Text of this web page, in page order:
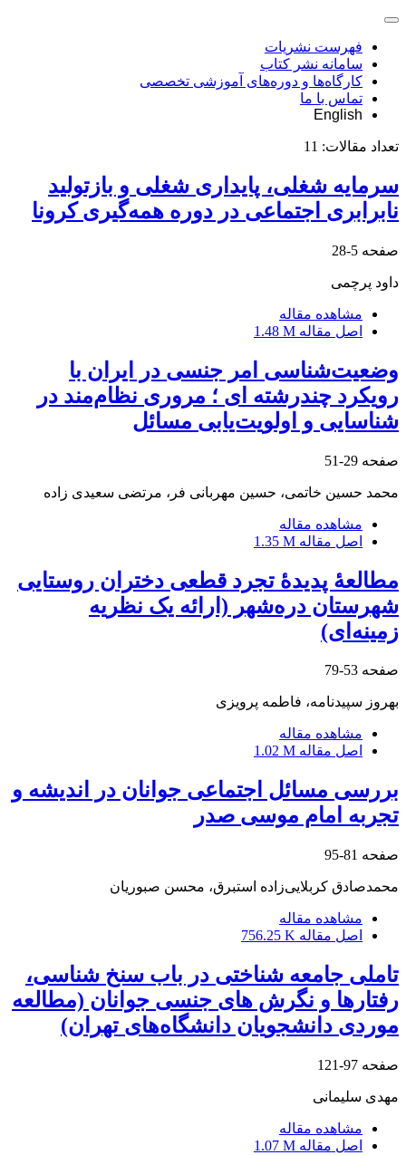
فهرست نشریات
سامانه نشر کتاب
کارگاه‌ها و دوره‌های آموزشی تخصصی
تماس با ما
English
تعداد مقالات: 11
سرمایه شغلی، پایداری شغلی و بازتولید
نابرابری اجتماعی در دوره همه‌گیری کرونا
صفحه 5-28
داود پرچمی
مشاهده مقاله
اصل مقاله 1.48 M
وضعیت‌شناسی امر جنسی در ایران با
رویکرد چندرشته ای ؛ مروری نظام‌مند در
شناسایی و اولویت‌یابی مسائل
صفحه 29-51
محمد حسین خاتمی، حسین مهربانی فر، مرتضی سعیدی زاده
مشاهده مقاله
اصل مقاله 1.35 M
مطالعۀ پدیدۀ تجرد قطعی دختران روستایی
شهرستان دره‌شهر (ارائه یک نظریه
زمینه‌ای)
صفحه 53-79
بهروز سپیدنامه، فاطمه پرویزی
مشاهده مقاله
اصل مقاله 1.02 M
بررسی مسائل اجتماعی جوانان در اندیشه و
تجربه امام موسی صدر
صفحه 81-95
محمدصادق کربلایی‌زاده استبرق، محسن صبوریان
مشاهده مقاله
اصل مقاله 756.25 K
تاملی جامعه شناختی در باب سنخ شناسی،
رفتارها و نگرش های جنسی جوانان (مطالعه
موردی دانشجویان دانشگاه‌های تهران)
صفحه 97-121
مهدی سلیمانی
مشاهده مقاله
اصل مقاله 1.07 M